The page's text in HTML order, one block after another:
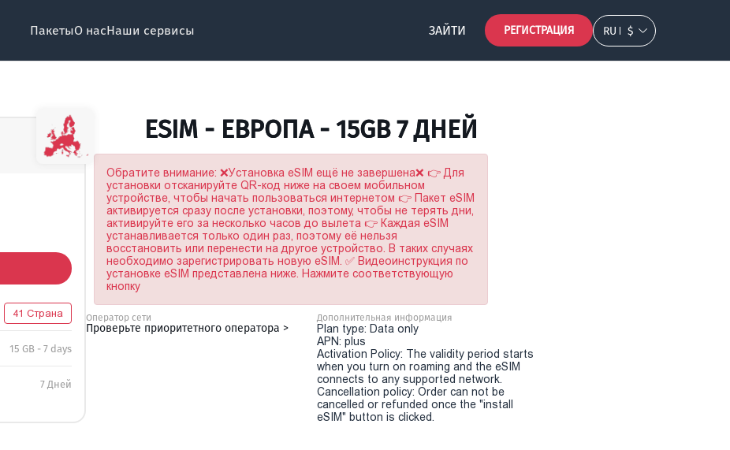
ПакетыО насНаши сервисы ЗАЙТИ РЕГИСТРАЦИЯ RU $
41 Страна
15 GB - 7 days
7 Дней
ESIM - ЕВРОПА - 15GB 7 ДНЕЙ
Обратите внимание: ❌Установка eSIM ещё не завершена❌ 👉 Для
установки отсканируйте QR-код ниже на своем мобильном
устройстве, чтобы начать пользоваться интернетом 👉 Пакет eSIM
активируется сразу после установки, поэтому, чтобы не терять дни,
активируйте его за несколько часов до вылета 👉 Каждая eSIM
устанавливается только один раз, поэтому её нельзя
восстановить или перенести на другое устройство. В таких случаях
необходимо зарегистрировать новую eSIM. ✅ Видеоинструкция по
установке eSIM представлена ниже. Нажмите соответствующую
кнопку
Оператор сети
Проверьте приоритетного оператора >
Дополнительная информация
Plan type: Data only
APN: plus
Activation Policy: The validity period starts
when you turn on roaming and the eSIM
connects to any supported network.
Cancellation policy: Order can not be
cancelled or refunded once the "install
eSIM" button is clicked.